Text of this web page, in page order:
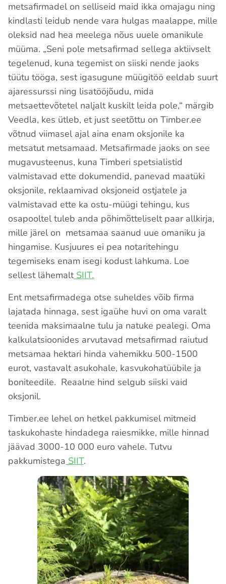
metsafirmadel on selliseid maid ikka omajagu ning
kindlasti leidub nende vara hulgas maalappe, mille
oleksid nad hea meelega nõus uuele omanikule
müüma. „Seni pole metsafirmad sellega aktiivselt
tegelenud, kuna tegemist on siiski nende jaoks
tüütu tööga, sest igasugune müügitöö eeldab suurt
ajaressurssi ning lisatööjõudu, mida
metsaettevõtetel naljalt kuskilt leida pole,“ märgib
Veedla, kes ütleb, et just seetõttu on Timber.ee
võtnud viimasel ajal aina enam oksjonile ka
metsatut metsamaad. Metsafirmade jaoks on see
mugavusteenus, kuna Timberi spetsialistid
valmistavad ette dokumendid, panevad maatüki
oksjonile, reklaamivad oksjoneid ostjatele ja
valmistavad ette ka ostu-müügi tehingu, kus
osapooltel tuleb anda põhimõtteliselt paar allkirja,
mille järel on metsamaa saanud uue omaniku ja
hingamise. Kusjuures ei pea notaritehingu
tegemiseks enam isegi kodust lahkuma. Loe
sellest lähemaltSIIT.
Ent metsafirmadega otse suheldes võib firma
lajatada hinnaga, sest igaühe huvi on oma varalt
teenida maksimaalne tulu ja natuke pealegi. Oma
kalkulatsioonides arvutavad metsafirmad raiutud
metsamaa hektari hinda vahemikku 500-1500
eurot, vastavalt asukohale, kasvukohatüübile ja
boniteedile. Reaalne hind selgub siiski vaid
oksjonil.
Timber.ee lehel on hetkel pakkumisel mitmeid
taskukohaste hindadega raiesmikke, mille hinnad
jäävad 3000-10 000 euro vahele. Tutvu
pakkumistega SIIT.